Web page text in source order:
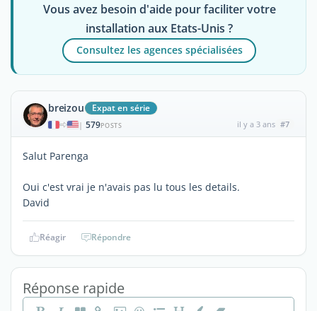
Vous avez besoin d'aide pour faciliter votre
installation aux Etats-Unis ?
Consultez les agences spécialisées
breizou Expat en série
| 579POSTS il y a 3 ans #7
Salut Parenga
Oui c'est vrai je n'avais pas lu tous les details.
David
Réagir Répondre
Réponse rapide